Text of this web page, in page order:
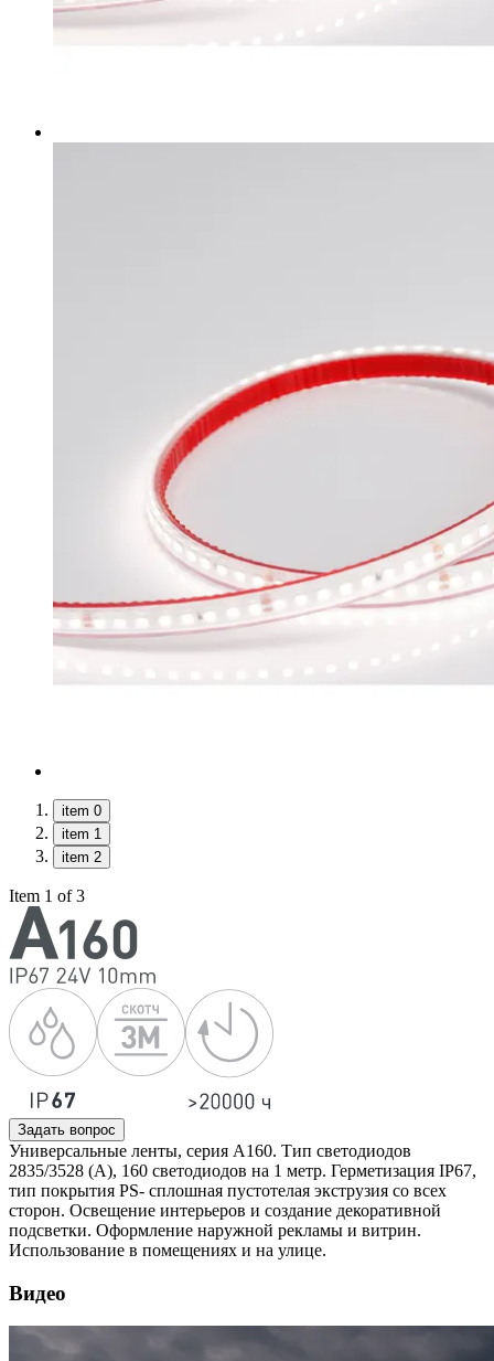
item 0
item 1
item 2
Item 1 of 3
Задать вопрос
Универсальные ленты, серия А160. Тип светодиодов
2835/3528 (А), 160 светодиодов на 1 метр. Герметизация IP67,
тип покрытия PS- сплошная пустотелая экструзия со всех
сторон. Освещение интерьеров и создание декоративной
подсветки. Оформление наружной рекламы и витрин.
Использование в помещениях и на улице.
Видео